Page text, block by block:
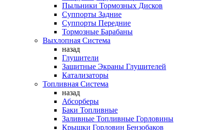
Пыльники Тормозных Дисков
Суппорты Задние
Суппорты Передние
Тормозные Барабаны
Выхлопная Система
назад
Глушители
Защитные Экраны Глушителей
Катализаторы
Топливная Система
назад
Абсорберы
Баки Топливные
Заливные Топливные Горловины
Крышки Горловин Бензобаков